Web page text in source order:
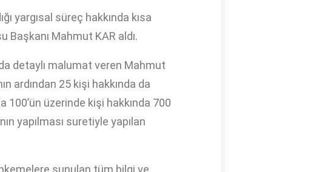
yargısal süreç hakkında kısa
Mahmut KAR aldı.
detaylı malumat veren Mahmut
ardından 25 kişi hakkında da
üzerinde kişi hakkında 700
yapılması suretiyle yapılan